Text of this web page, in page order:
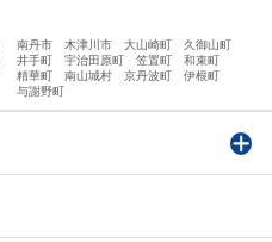
南丹市 木津川市 大山崎町
久御山町
井手町
宇治田原町 笠置町
和束町
精華町
南山城村 京丹波町
伊根町
与謝野町